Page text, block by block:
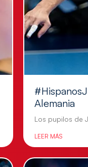
Alemania
Los pupilos de
LEER MÁS